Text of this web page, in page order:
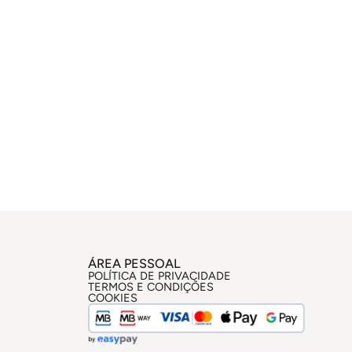
ÁREA PESSOAL
POLÍTICA DE PRIVACIDADE
TERMOS E CONDIÇÕES
COOKIES